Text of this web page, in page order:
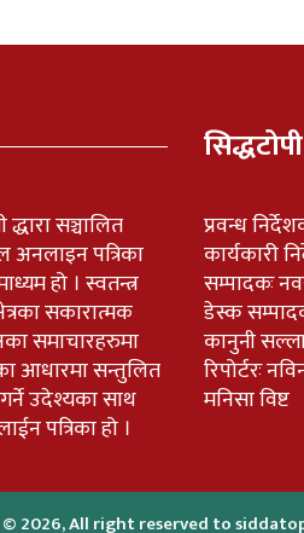
द्धारा सञ्चालित
अनलाइन पत्रिका
हो । स्वतन्त्र
सकारात्मक
समाचारहरुमा
आधारमा सन्तुलित
उदेश्यका साथ
पत्रिका हो ।
प्रवन्ध
कार्यकारी
सम्पादकः
डेस्क
कानुनी
रिपोर्टरः
मनिसा विष्ट
© 2026, All right reserved to